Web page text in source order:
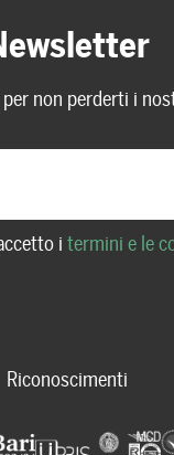
non perderti i
i termini e le
Riconoscimenti